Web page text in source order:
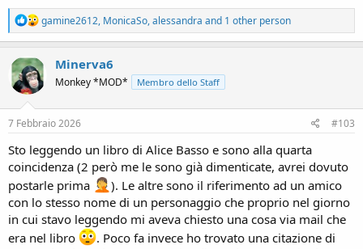
R
e
a
t
i
n
s
gamine2612, MonicaSo,alessandra and 1 other person
Minerva6
Monkey *MOD* Membro dello Staff
7 Febbraio 2026 #103
Sto leggendo un libro di Alice Basso e sono alla quarta
coincidenza (2 però me le sono già dimenticate, avrei dovuto
postarle prima
). Le altre sono il riferimento ad un amico
con lo stesso nome di un personaggio che proprio nel giorno
in cui stavo leggendo mi aveva chiesto una cosa via mail che
era nel libro
. Poco fa invece ho trovato una citazione di